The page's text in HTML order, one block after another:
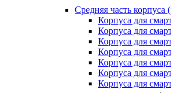
Средняя часть корпуса
Корпуса для
Корпуса для
Корпуса для
Корпуса для
Корпуса для
Корпуса для
Корпуса для